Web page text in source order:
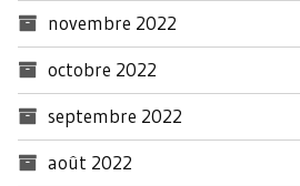
novembre 2022
octobre 2022
septembre 2022
août 2022